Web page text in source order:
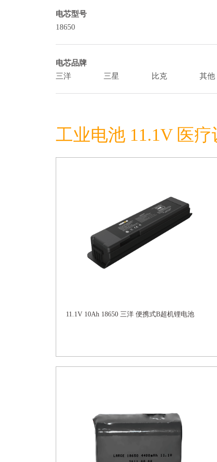
电芯型号
18650
电芯品牌
三洋
三星 比克 其他
工业电池 11.1V 医疗
11.1V 10Ah 18650 三洋 便携式B超机锂电池